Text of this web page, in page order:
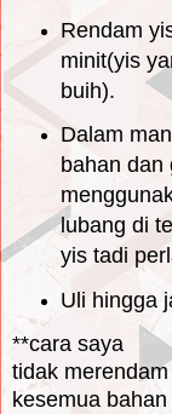
Rendam
minit(yis
buih).
Dalam
bahan dan
lubang di
yis tadi
Uli hingga
**cara saya
tidak
kesemua